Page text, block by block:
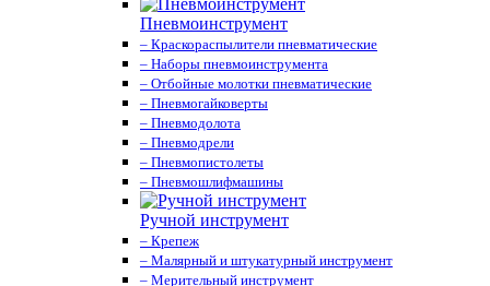
Пневмоинструмент
– Краскораспылители пневматические
– Наборы пневмоинструмента
– Отбойные молотки пневматические
– Пневмогайковерты
– Пневмодолота
– Пневмодрели
– Пневмопистолеты
– Пневмошлифмашины
Ручной инструмент
– Крепеж
– Малярный и штукатурный инструмент
– Мерительный инструмент